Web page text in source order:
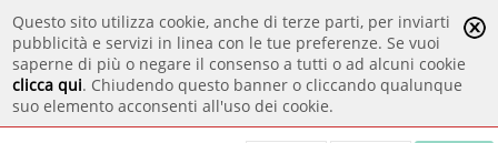
Questo sito utilizza cookie, anche di terze parti, per inviarti
pubblicità e servizi in linea con le tue preferenze. Se vuoi
saperne di più o negare il consenso a tutti o ad alcuni cookie
clicca qui. Chiudendo questo banner o cliccando qualunque
suo elemento acconsenti all'uso dei cookie.